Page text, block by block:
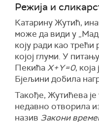
Режија и
Катарину Жутић,
може да види у
коју ради као
којој глуми. У
ПекићаX+Y=0,
Бјељини добила
Такође, Жутићева је
недавно отворила
назив Закони